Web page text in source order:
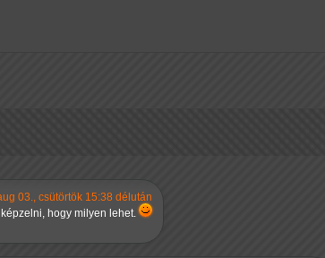
03., csütörtök 15:38 délután
hogy milyen lehet.